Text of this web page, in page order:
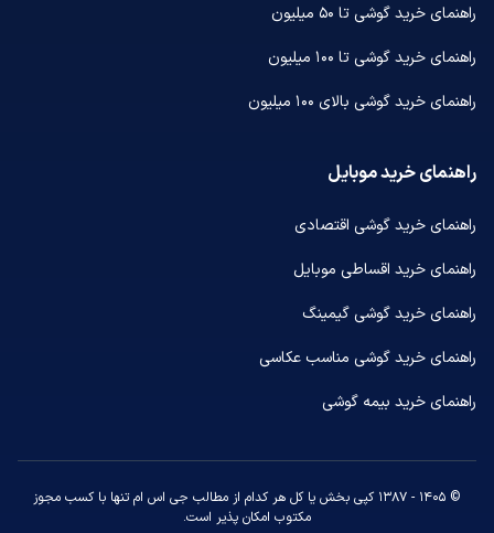
راهنمای خرید گوشی تا ۵۰ میلیون
راهنمای خرید گوشی تا ۱۰۰ میلیون
راهنمای خرید گوشی بالای ۱۰۰ میلیون
راهنمای خرید موبایل
راهنمای خرید گوشی اقتصادی
راهنمای خرید اقساطی موبایل
راهنمای خرید گوشی گیمینگ
راهنمای خرید گوشی مناسب عکاسی
راهنمای خرید بیمه گوشی
© ۱۴۰۵ - ۱۳۸۷ کپی بخش یا کل هر کدام از مطالب جی اس ام تنها با کسب مجوز
مکتوب امکان پذیر است.